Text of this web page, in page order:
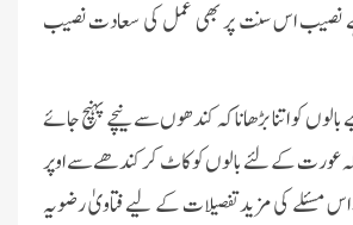
نصیب اس سنت پر بھی عمل کی سعادت نصیب
کو اتنا بڑھانا کہ کندھوں سے نیچے پہنچ جائے
عورت کے لئے بالوں کو کاٹ کر کندھے سے اوپر
اس مسئلے کی مزید تفصیلات کے لیے فتاویٰ رضویہ